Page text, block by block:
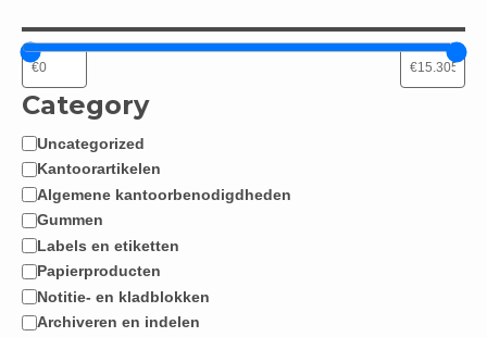
Category
Categorie
Uncategorized
Kantoorartikelen
Algemene kantoorbenodigdheden
Gummen
Labels en etiketten
Papierproducten
Notitie- en kladblokken
Archiveren en indelen